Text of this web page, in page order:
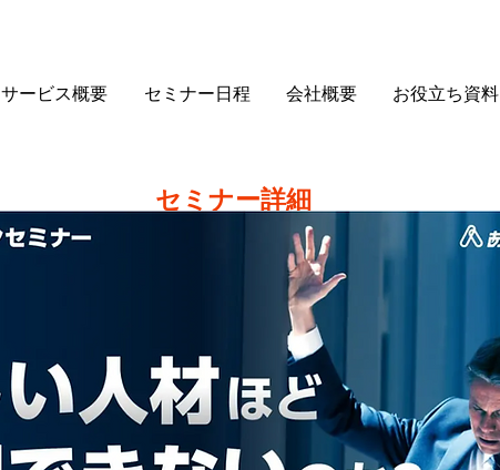
サービス概要 セミナー日程 会社概要 お役立ち資料
セミナー詳細